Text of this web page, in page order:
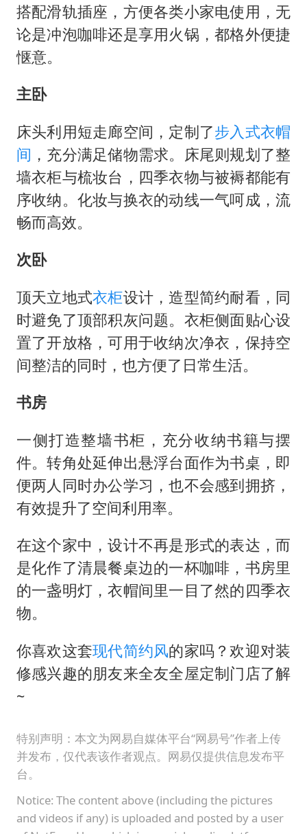
搭配滑轨插座，方便各类小家电使用，无
论是冲泡咖啡还是享用火锅，都格外便捷
惬意。
主卧
床头利用短走廊空间，定制了步入式衣帽
间 ，充分满足储物需求。床尾则规划了整
墙衣柜与梳妆台，四季衣物与被褥都能有
序收纳。化妆与换衣的动线一气呵成，流
畅而高效。
次卧
顶天立地式衣柜设计，造型简约耐看，同
时避免了顶部积灰问题。衣柜侧面贴心设
置了开放格，可用于收纳次净衣，保持空
间整洁的同时，也方便了日常生活。
书房
一侧打造整墙书柜，充分收纳书籍与摆
件。转角处延伸出悬浮台面作为书桌，即
便两人同时办公学习，也不会感到拥挤，
有效提升了空间利用率。
在这个家中，设计不再是形式的表达，而
是化作了清晨餐桌边的一杯咖啡，书房里
的一盏明灯，衣帽间里一目了然的四季衣
物。
你喜欢这套现代简约风的家吗？欢迎对装
修感兴趣的朋友来全友全屋定制门店了解
~
特别声明：本文为网易自媒体平台“网易号”作者上传
并发布，仅代表该作者观点。网易仅提供信息发布平
台。
Notice: The content above (including the pictures
and videos if any) is uploaded and posted by a user